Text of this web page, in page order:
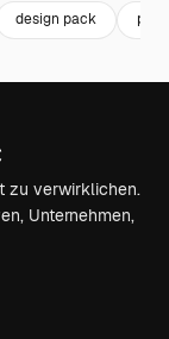
design pack pack
zu verwirklichen.
Unternehmen,